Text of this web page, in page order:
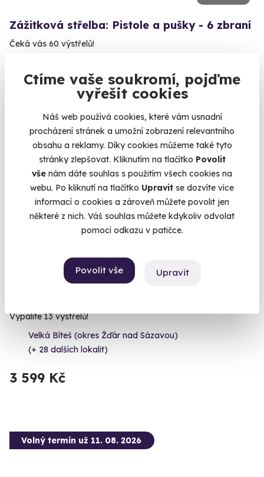
Ctíme vaše soukromí, pojďme
vyřešit cookies
Náš web používá cookies, které vám usnadní
procházení stránek a umožní zobrazení relevantního
obsahu a reklamy. Díky cookies můžeme také tyto
stránky zlepšovat. Kliknutím na tlačítko Povolit
vše nám dáte souhlas s použitím všech cookies na
webu. Po kliknutí na tlačítko Upravit se dozvíte více
informací o cookies a zároveň můžete povolit jen
některé z nich. Váš souhlas můžete kdykoliv odvolat
pomocí odkazu v patičce.
Povolit vše Upravit
Zážitková střelba: Pistole a pušky - 6 zbraní
Čeká vás 60 výstřelů!
(+ 28 dalších lokalit)
Volný termín už 11. 08. 2026
Zážitková střelba: Nejsilnější zbraně - 7
Vypálíte 13 výstřelů!
Velká Bíteš (okres Žďár nad Sázavou)
(+ 28 dalších lokalit)
3 599 Kč
Volný termín už 11. 08. 2026